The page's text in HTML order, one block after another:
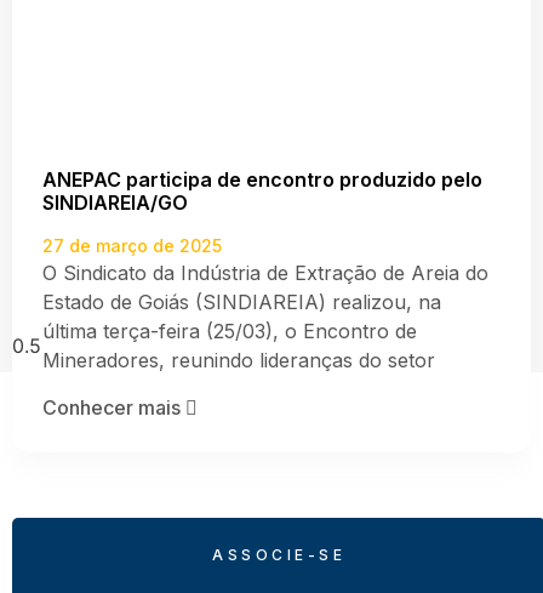
ANEPAC participa de encontro produzido pelo
SINDIAREIA/GO
27 de março de 2025
O Sindicato da Indústria de Extração de Areia do
Estado de Goiás (SINDIAREIA) realizou, na
última terça-feira (25/03), o Encontro de
Mineradores, reunindo lideranças do setor
Conhecer mais
ASSOCIE-SE